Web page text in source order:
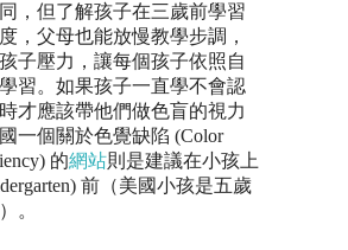
，但了解孩子在三歲前學習
，父母也能放慢教學步調，
子壓力，讓每個孩子依照自
習。如果孩子一直學不會認
才應該帶他們做色盲的視力
一個關於色覺缺陷 (Color
的網站則是建議在小孩上
前（美國小孩是五歲
。